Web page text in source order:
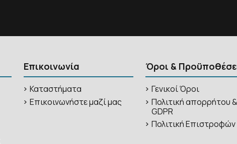
Επικοινωνία
Καταστήματα
Επικοινωνήστε μαζί μας
Όροι &
Γενικοί Όροι
Πολιτική απορρήτου &
GDPR
Πολιτική Επιστροφών